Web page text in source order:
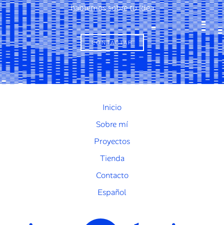
hablemos sobre tu idea
CONTACTAR
Inicio
Sobre mí
Proyectos
Tienda
Contacto
Español